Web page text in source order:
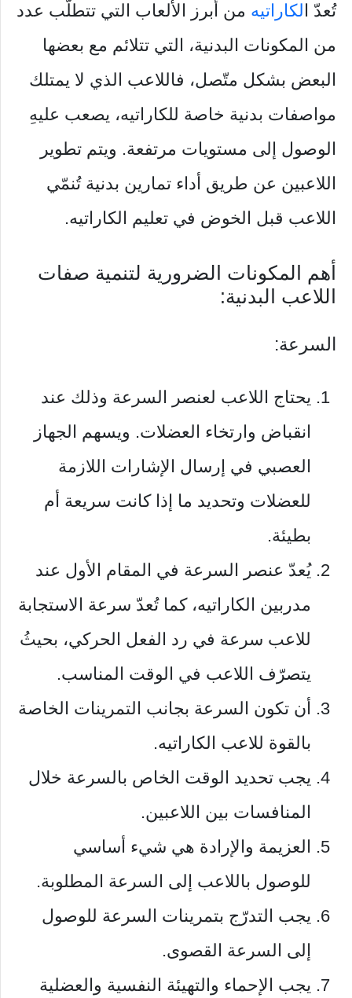
تُعدّ الكاراتيه من أبرز الألعاب التي تتطلّب عدد
من المكونات البدنية، التي تتلائم مع بعضها
البعض بشكل متّصل، فاللاعب الذي لا يمتلك
مواصفات بدنية خاصة للكاراتيه، يصعب عليهِ
الوصول إلى مستويات مرتفعة. ويتم تطوير
اللاعبين عن طريق أداء تمارين بدنية تُنمّي
اللاعب قبل الخوض في تعليم الكاراتيه.
أهم المكونات الضرورية لتنمية صفات
اللاعب البدنية:
السرعة:
يحتاج اللاعب لعنصر السرعة وذلك عند
انقباض وارتخاء العضلات. ويسهم الجهاز
العصبي في إرسال الإشارات اللازمة
للعضلات وتحديد ما إذا كانت سريعة أم
بطيئة.
يُعدّ عنصر السرعة في المقام الأول عند
مدربين الكاراتيه، كما تُعدّ سرعة الاستجابة
للاعب سرعة في رد الفعل الحركي، بحيثُ
يتصرّف اللاعب في الوقت المناسب.
أن تكون السرعة بجانب التمرينات الخاصة
بالقوة للاعب الكاراتيه.
يجب تحديد الوقت الخاص بالسرعة خلال
المنافسات بين اللاعبين.
العزيمة والإرادة هي شيء أساسي
للوصول باللاعب إلى السرعة المطلوبة.
يجب التدرّج بتمرينات السرعة للوصول
إلى السرعة القصوى.
يجب الإحماء والتهيئة النفسية والعضلية